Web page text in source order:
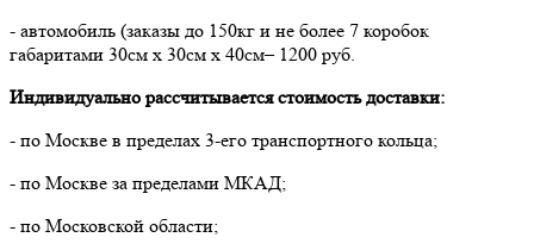
- автомобиль (заказы до 150кг и не более 7 коробок
габаритами 30см х 30см х 40см– 1200 руб.
Индивидуально рассчитывается стоимость доставки:
- по Москве в пределах 3-его транспортного кольца;
- по Москве за пределами МКАД;
- по Московской области;